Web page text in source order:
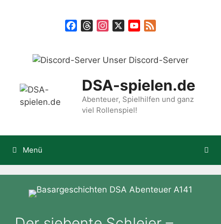
FacebookThreadsInstagram YouTube
Unser Discord-Server
DSA-spielen.de
Abenteuer, Spielhilfen und ganz
viel Rollenspiel!
Menü